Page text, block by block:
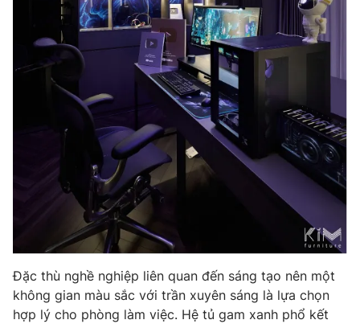
Đặc thù nghề nghiệp liên quan đến sáng tạo nên một
không gian màu sắc với trần xuyên sáng là lựa chọn
hợp lý cho phòng làm việc. Hệ tủ gam xanh phổ kết